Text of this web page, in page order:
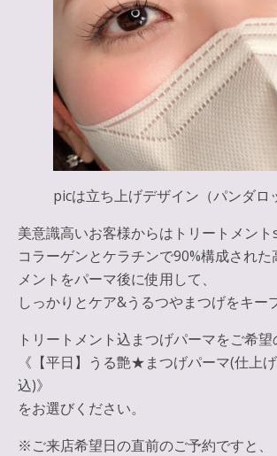
picは立ち上げデザイン（パンダロ
美意識高いお客様からはトリートメン
コラーゲンとケラチンで90%構成された
メントをパーマ後に使用して、
しっかりとケア&うるつやまつげをキー
トリートメント込まつげパーマをご希望
《【平日】うる艶★まつげパーマ(仕上
込)》
をお選びください。
※ご来店希望日の直前のご予約ですと、